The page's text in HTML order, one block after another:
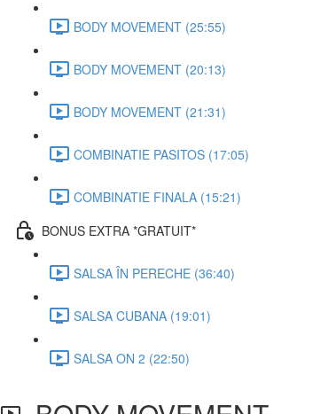
BODY MOVEMENT (25:55)
BODY MOVEMENT (20:13)
BODY MOVEMENT (21:31)
COMBINATIE PASITOS (17:05)
COMBINATIE FINALA (15:21)
BONUS EXTRA *GRATUIT*
SALSA ÎN PERECHE (36:40)
SALSA CUBANA (19:01)
SALSA ON 2 (22:50)